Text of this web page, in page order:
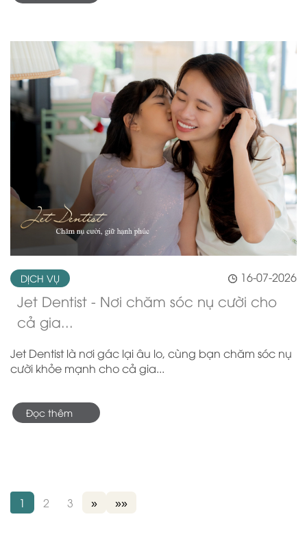
16-07-2026
DỊCH VỤ
Jet Dentist - Nơi chăm sóc nụ cười cho
cả gia...
Jet Dentist là nơi gác lại âu lo, cùng bạn chăm sóc nụ
cười khỏe mạnh cho cả gia...
Đọc thêm
1 2 3 » »»